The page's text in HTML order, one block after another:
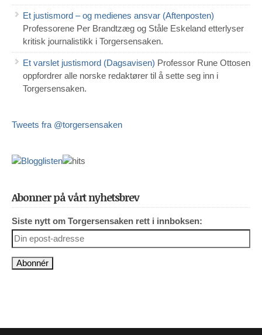
Et justismord – og medienes ansvar (Aftenposten)
Professorene Per Brandtzæg og Ståle Eskeland etterlyser
kritisk journalistikk i Torgersensaken.
Et varslet justismord (Dagsavisen) Professor Rune Ottosen
oppfordrer alle norske redaktører til å sette seg inn i
Torgersensaken.
Tweets fra @torgersensaken
Abonner på vårt nyhetsbrev
Siste nytt om Torgersensaken rett i innboksen: